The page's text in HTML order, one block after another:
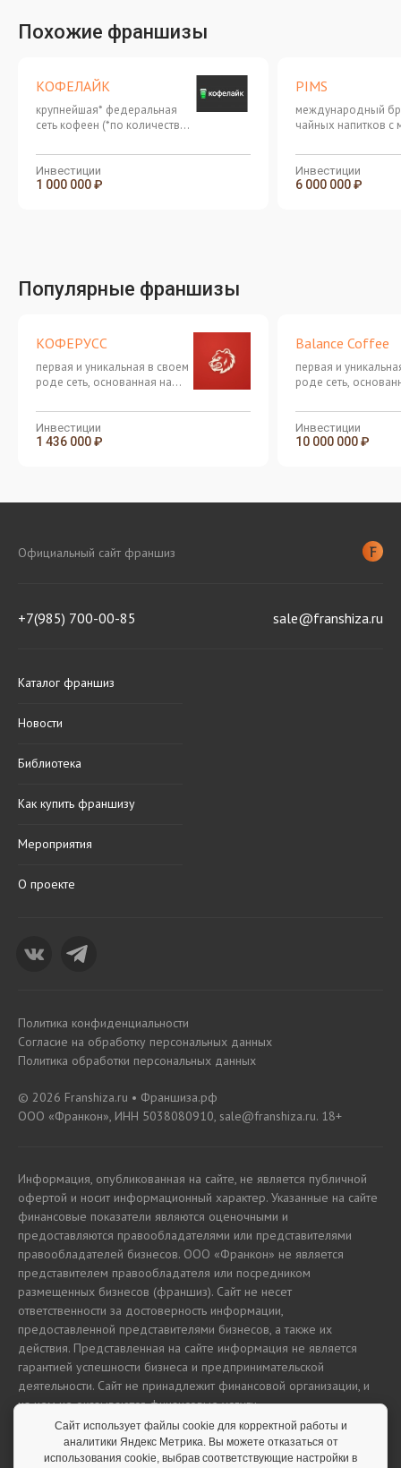
Похожие франшизы
КОФЕЛАЙК
крупнейшая* федеральная
сеть кофеен (*по количеству
Инвестиции
1 000 000 ₽
PIMS
международный
чайных напитков
аудиторией
Инвестиции
6 000 000 ₽
Популярные франшизы
КОФЕРУСС
первая и уникальная в своем
роде сеть, основанная на
азиатских напитков Bubble
Tea
Инвестиции
1 436 000 ₽
Balance Coffee
первая и
роде сеть,
азиатских
Tea
Инвестиции
10 000 000 ₽
Официальный сайт франшиз
+7(985) 700-00-85 sale@franshiza.ru
Каталог франшиз
Новости
Библиотека
Как купить франшизу
Мероприятия
О проекте
Политика конфиденциальности
Согласие на обработку персональных данных
Политика обработки персональных данных
© 2026 Franshiza.ru • Франшиза.рф
ООО «Франкон», ИНН 5038080910, sale@franshiza.ru. 18+
Информация, опубликованная на сайте, не является публичной
офертой и носит информационный характер. Указанные на сайте
финансовые показатели являются оценочными и
предоставляются правообладателями или представителями
правообладателей бизнесов. ООО «Франкон» не является
представителем правообладателя или посредником
размещенных бизнесов (франшиз). Сайт не несет
ответственности за достоверность информации,
предоставленной представителями бизнесов, а также их
действия. Представленная на сайте информация не является
гарантией успешности бизнеса и предпринимательской
деятельности. Сайт не принадлежит финансовой организации, и
на нем не оказываются финансовые услуги.
Сайт использует файлы cookie для корректной работы и
аналитики Яндекс Метрика. Вы можете отказаться от
использования cookie, выбрав соответствующие настройки в